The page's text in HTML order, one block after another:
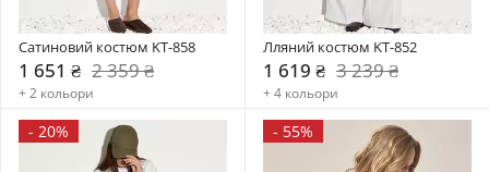
Сатиновий костюм KT-858
1 651 ₴ 2 359 ₴
+ 2 кольори
Лляний костюм KT-852
1 619 ₴ 3 239 ₴
+ 4 кольори
- 20% - 55%